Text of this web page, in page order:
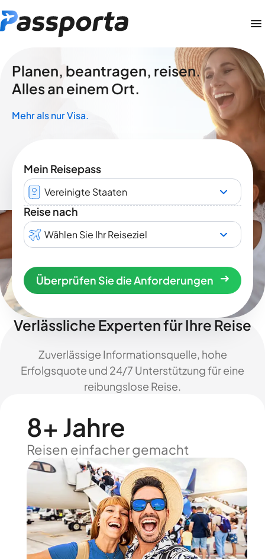
Planen, beantragen, reisen.
Alles an einem Ort.
Mehr als nur Visa.
Mein Reisepass
Vereinigte Staaten
Reise nach
Wählen Sie Ihr Reiseziel
Überprüfen Sie die Anforderungen
Verlässliche Experten für Ihre Reise
Zuverlässige Informationsquelle, hohe
Erfolgsquote und 24/7 Unterstützung für eine
reibungslose Reise.
8+ Jahre
Reisen einfacher gemacht